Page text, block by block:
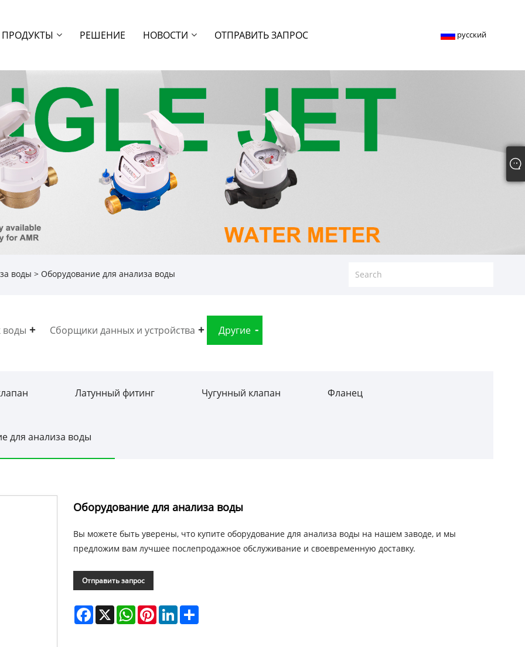
ПРОДУКТЫ РЕШЕНИЕ НОВОСТИ ОТПРАВИТЬ ЗАПРОС русский
воды > Оборудование для анализа воды
воды Сборщики данных и устройства Другие
Латунный фитинг Чугунный клапан Фланец
для анализа воды
Оборудование для анализа воды
Вы можете быть уверены, что купите оборудование для анализа воды на нашем заводе, и мы
предложим вам лучшее послепродажное обслуживание и своевременную доставку.
Отправить запрос
Facebook
X WhatsApp
PinterestLinkedIn